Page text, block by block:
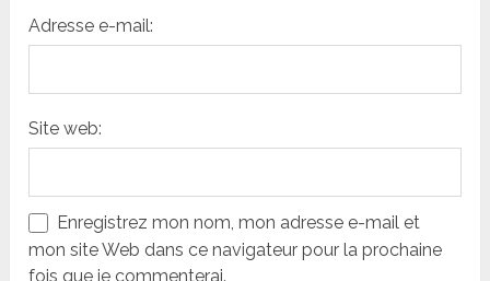
Adresse e-mail:
Site web:
Enregistrez mon nom, mon adresse e-mail et
mon site Web dans ce navigateur pour la prochaine
fois que je commenterai.